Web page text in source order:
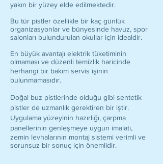
yakın bir yüzey elde edilmektedir.
Bu tür pistler özellikle bir kaç günlük
organizasyonlar ve bünyesinde havuz, spor
salonları bulundurulan okullar için idealdir.
En büyük avantajı elektrik tüketiminin
olmaması ve düzenli temizlik haricinde
herhangi bir bakım servis işinin
bulunmamasıdır.
Doğal buz pistlerinde olduğu gibi sentetik
pistler de uzmanlık gerektiren bir iştir.
Uygulama yüzeyinin hazırlığı, çarpma
panellerinin genleşmeye uygun imalatı,
zemin levhalarının montaj sistemi verimli ve
sorunsuz bir sonuç için önemlidir.